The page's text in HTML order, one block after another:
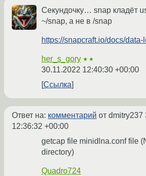
Секундочку… snap кладёт
~/snap, а не в /snap
https://snapcraft.io/docs/data-
her_s_gory ★★
30.11.2022 12:40:30 +00:00
Ссылка
Ответ на: комментарий от dmitry237
12:36:32 +00:00
getcap file minidlna.conf file
directory)
Quadro724